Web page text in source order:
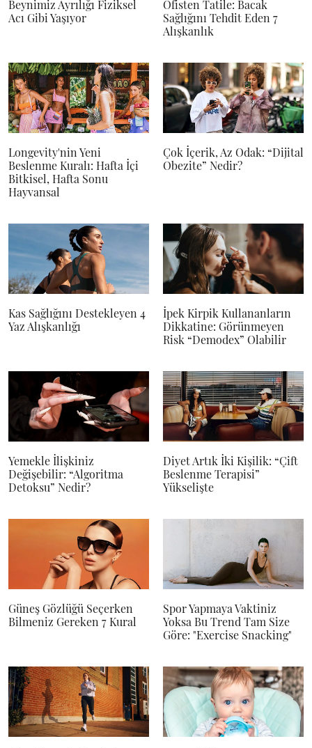
Beynimiz Ayrılığı Fiziksel
Acı Gibi Yaşıyor
Ofisten Tatile: Bacak
Sağlığını Tehdit Eden 7
Alışkanlık
Longevity'nin Yeni
Beslenme Kuralı: Hafta İçi
Bitkisel, Hafta Sonu
Hayvansal
Çok İçerik, Az Odak: “Dijital
Obezite” Nedir?
Kas Sağlığını Destekleyen 4
Yaz Alışkanlığı
İpek Kirpik Kullananların
Dikkatine: Görünmeyen
Risk “Demodex” Olabilir
Yemekle İlişkiniz
Değişebilir: “Algoritma
Detoksu” Nedir?
Diyet Artık İki Kişilik: “Çift
Beslenme Terapisi”
Yükselişte
Güneş Gözlüğü Seçerken
Bilmeniz Gereken 7 Kural
Spor Yapmaya Vaktiniz
Yoksa Bu Trend Tam Size
Göre: "Exercise Snacking"